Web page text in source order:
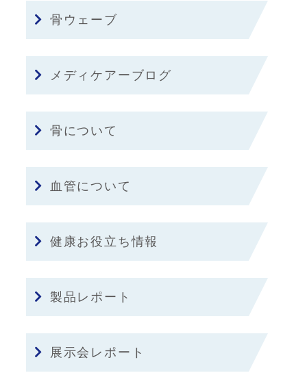
骨ウェーブ
メディケアーブログ
骨について
血管について
健康お役立ち情報
製品レポート
展示会レポート